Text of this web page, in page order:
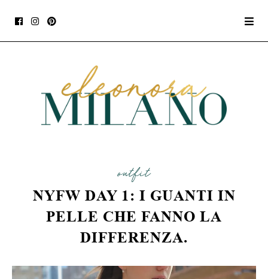
outfit
NYFW DAY 1: I GUANTI IN
PELLE CHE FANNO LA
DIFFERENZA.